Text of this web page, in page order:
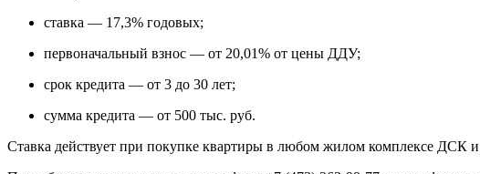
ставка — 17,3% годовых;
первоначальный взнос — от 20,01% от цены ДДУ;
срок кредита — от 3 до 30 лет;
сумма кредита — от 500 тыс. руб.
Ставка действует при покупке квартиры в любом жилом комплексе